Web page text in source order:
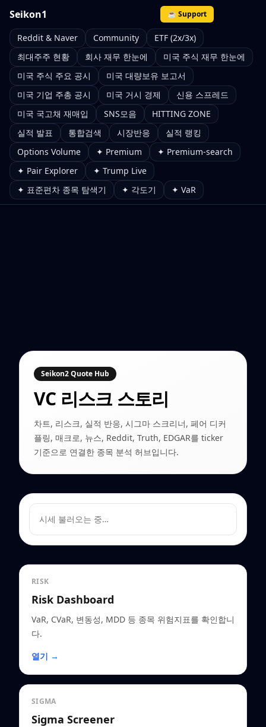
Seikon1 ☕ Support
Reddit & Naver Community
ETF (2x/3x)
최대주주 현황
회사 재무 한눈에
미국 주식 재무 한눈에
미국 주식 주요 공시
미국 대량보유 보고서
미국 기업 주총 공시
미국 거시 경제
신용 스프레드
미국 국고채 재매입
SNS모음
HITTING ZONE
실적 발표
통합검색 시장반응
실적 랭킹
Options Volume
✦ Premium
✦ Premium-search
✦ Pair Explorer
✦ Trump Live
✦ 표준편차 종목 탐색기
✦ 각도기 ✦ VaR
Seikon2 Quote Hub
VC 리스크 스토리
차트, 리스크, 실적 반응, 시그마 스크리너, 페어 디커
플링, 매크로, 뉴스, Reddit, Truth, EDGAR를 ticker
기준으로 연결한 종목 분석 허브입니다.
시세 불러오는 중…
RISK
Risk Dashboard
VaR, CVaR, 변동성, MDD 등 종목 위험지표를 확인합니
다.
열기 →
SIGMA
Sigma Screener